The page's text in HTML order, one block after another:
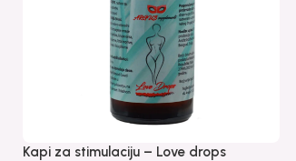
Kapi za stimulaciju – Love drops